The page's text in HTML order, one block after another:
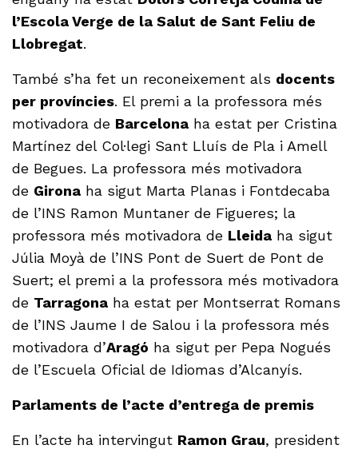
l’Escola Verge de la Salut de Sant Feliu de
Llobregat.
També s’ha fet un reconeixement als docents
per províncies. El premi a la professora més
motivadora de Barcelona ha estat per Cristina
Martínez del Col·legi Sant Lluís de Pla i Amell
de Begues. La professora més motivadora
de Girona ha sigut Marta Planas i Fontdecaba
de l’INS Ramon Muntaner de Figueres; la
professora més motivadora de Lleida ha sigut
Júlia Moyà de l’INS Pont de Suert de Pont de
Suert; el premi a la professora més motivadora
de Tarragona ha estat per Montserrat Romans
de l’INS Jaume I de Salou i la professora més
motivadora d’Aragó ha sigut per Pepa Nogués
de l’Escuela Oficial de Idiomas d’Alcanyís.
Parlaments de l’acte d’entrega de premis
En l’acte ha intervingut Ramon Grau, president